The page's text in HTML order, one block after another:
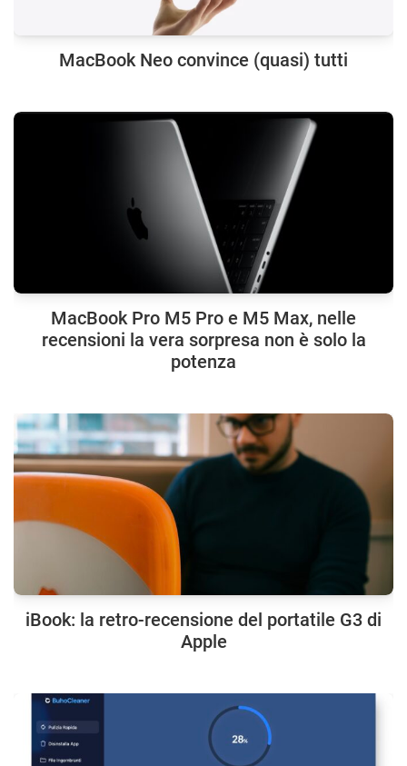
MacBook Neo convince (quasi) tutti
MacBook Pro M5 Pro e M5 Max, nelle
recensioni la vera sorpresa non è solo la
potenza
iBook: la retro-recensione del portatile G3 di
Apple